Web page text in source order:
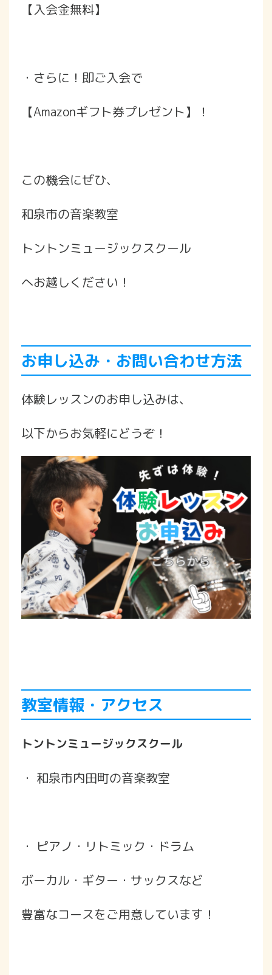
【入会金無料】
・さらに！即ご入会で
【Amazonギフト券プレゼント】！
この機会にぜひ、
和泉市の音楽教室
トントンミュージックスクール
へお越しください！
お申し込み・お問い合わせ方法
体験レッスンのお申し込みは、
以下からお気軽にどうぞ！
教室情報・アクセス
トントンミュージックスクール
・ 和泉市内田町の音楽教室
・ ピアノ・リトミック・ドラム
ボーカル・ギター・サックスなど
豊富なコースをご用意しています！